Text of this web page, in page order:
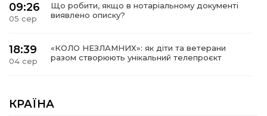
09:26
05 сер
Що робити, якщо в нотаріальному документі
виявлено описку?
18:39
04 сер
«КОЛО НЕЗЛАМНИХ»: як діти та ветерани
разом створюють унікальний телепроєкт
04 сер
прикордоння до втраченого дому
КРАЇНА